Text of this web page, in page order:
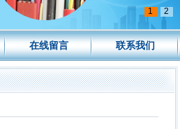
1 2
在线留言 联系我们